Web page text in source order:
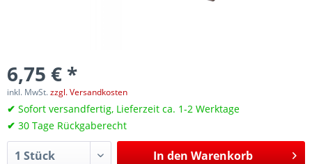
6,75 € *
inkl. MwSt.zzgl. Versandkosten
✔ Sofort versandfertig, Lieferzeit ca. 1-2 Werktage
✔ 30 Tage Rückgaberecht
In den Warenkorb